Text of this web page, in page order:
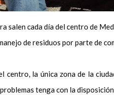
salen cada día del centro de
de residuos por parte de
centro, la única zona de la
tenga con la